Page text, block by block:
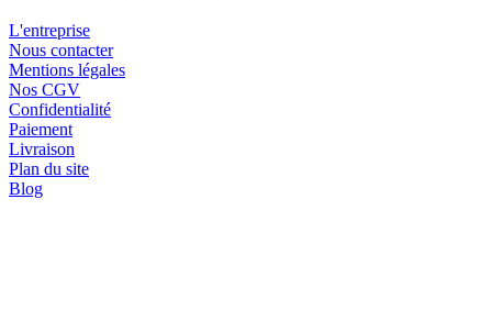
L'entreprise
Nous contacter
Mentions légales
Nos CGV
Confidentialité
Paiement
Livraison
Plan du site
Blog